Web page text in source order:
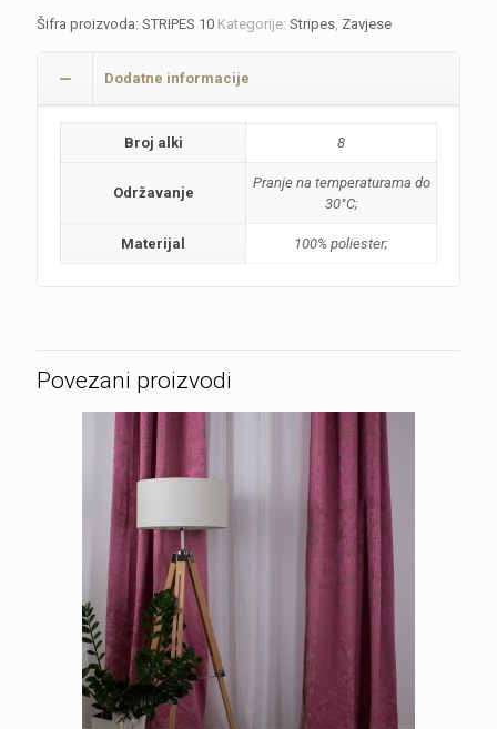
Šifra proizvoda: STRIPES 10 Kategorije: Stripes Zavjese
Dodatne informacije
Broj alki 8
Održavanje
Pranje na temperaturama do
30°C;
Materijal 100% poliester;
Povezani proizvodi